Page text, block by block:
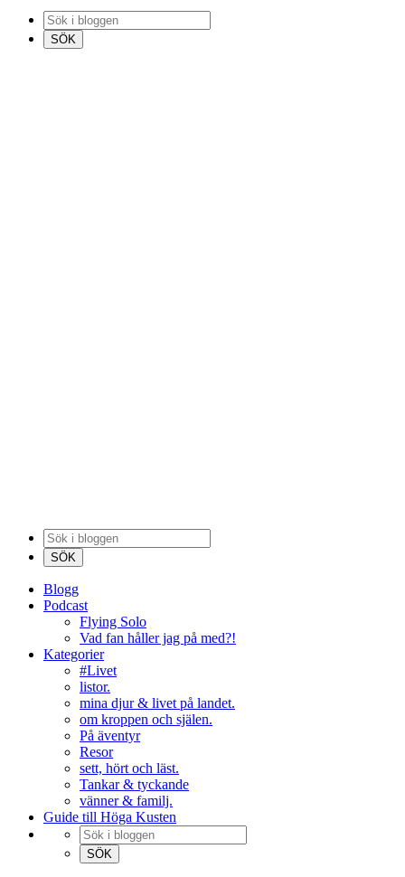
Blogg
Podcast
Flying Solo
Vad fan håller jag på med?!
Kategorier
#Livet
listor.
mina djur & livet på landet.
om kroppen och själen.
På äventyr
Resor
sett, hört och läst.
Tankar & tyckande
vänner & familj.
Guide till Höga Kusten